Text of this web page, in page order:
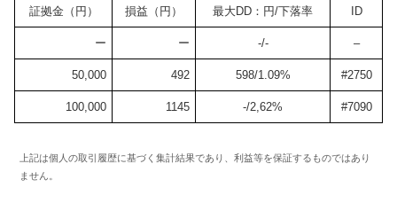
証拠金（円） 損益（円） 最大DD：円/下落率 ID
ー ー -/- –
50,000 492 598/1.09% #2750
100,000 1145 -/2,62% #7090
上記は個人の取引履歴に基づく集計結果であり、利益等を保証するものではあり
ません。